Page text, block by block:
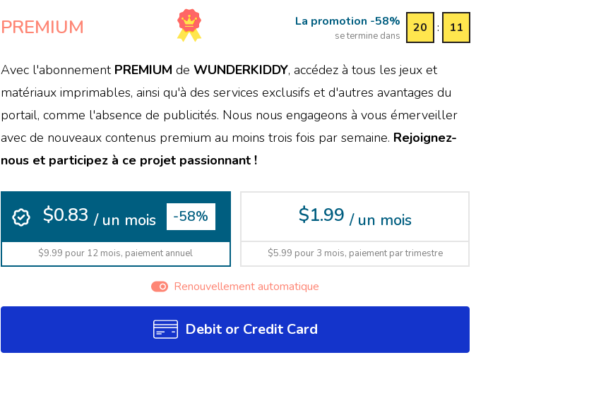
PREMIUM La promotion -58%
se termine dans
20 : 10
Avec l'abonnement PREMIUM deWUNDERKIDDY, accédez à tous les jeux et
matériaux imprimables, ainsi qu'à des services exclusifs et d'autres avantages du
portail, comme l'absence de publicités. Nous nous engageons à vous émerveiller
avec de nouveaux contenus premium au moins trois fois par semaine. Rejoignez-
nous et participez à ce projet passionnant !
$0.83 / un mois -58%
$9.99 pour 12 mois, paiement annuel
$1.99 / un mois
$5.99 pour 3 mois, paiement par trimestre
Renouvellement automatique
Debit or Credit Card